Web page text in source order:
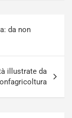
da non
illustrate da